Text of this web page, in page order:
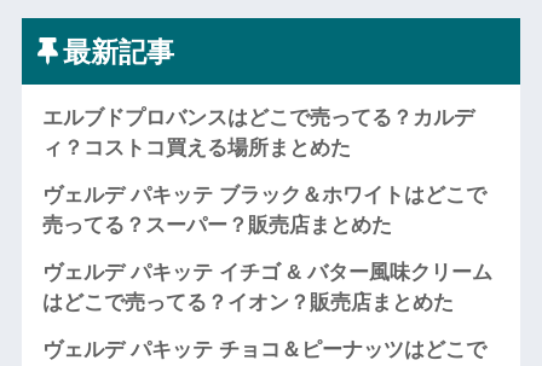
最新記事
エルブドプロバンスはどこで売ってる？カルデ
ィ？コストコ買える場所まとめた
ヴェルデ パキッテ ブラック＆ホワイトはどこで
売ってる？スーパー？販売店まとめた
ヴェルデ パキッテ イチゴ & バター風味クリーム
はどこで売ってる？イオン？販売店まとめた
ヴェルデ パキッテ チョコ＆ピーナッツはどこで